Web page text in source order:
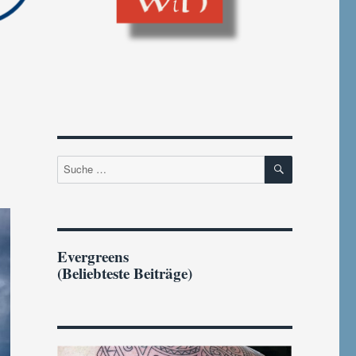
Suche
nach:
SUCHEN
Evergreens
(Beliebteste Beiträge)